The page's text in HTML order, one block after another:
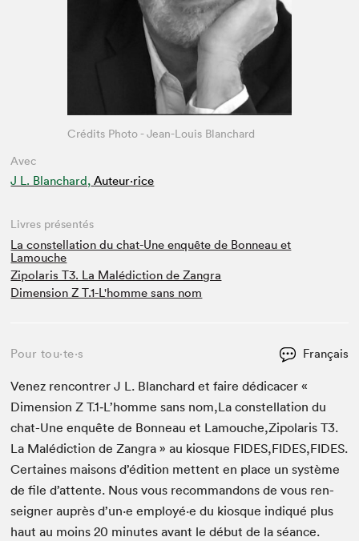
Avec
J L. Blanchard, Auteur·rice
Crédits Photo - Jean-Louis Blanchard
Livres présentés
La constellation du chat-Une enquête de Bonneau et
Lamouche
Zipolaris T3. La Malédiction de Zangra
Dimension Z T.1-L'homme sans nom
Pour tou⋅te⋅s Français
Venez ren­con­tr­er J L. Blan­chard et faire dédi­cac­er «
Dimen­sion Z T.1‑L’homme sans nom,La con­stel­la­tion du
chat-Une enquête de Bon­neau et Lamouche,ZipolarisT3.
La Malé­dic­tion de Zan­gra » au kiosque FIDES,FIDES,FIDES.
Cer­taines maisons d’édi­tion met­tent en place un sys­tème
de file d’at­tente. Nous vous recom­man­dons de vous ren­
seign­er auprès d’un·e employé·e du kiosque indiqué plus
haut au moins20 min­utes avant le début de la séance.